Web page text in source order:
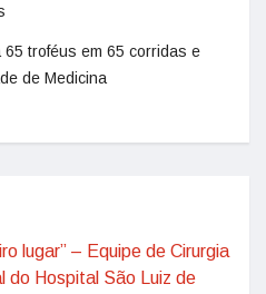
troféus em 65 corridas e
de Medicina
lugar” – Equipe de Cirurgia
do Hospital São Luiz de